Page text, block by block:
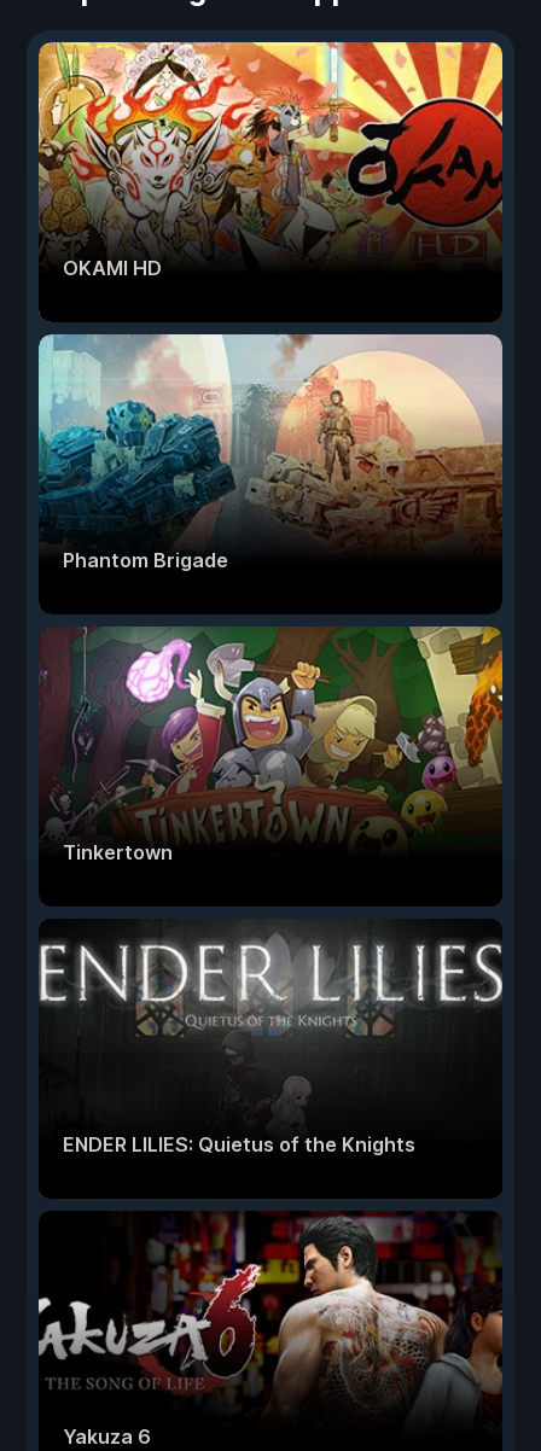
OKAMI HD
Phantom Brigade
Tinkertown
ENDER LILIES: Quietus of the Knights
Yakuza 6